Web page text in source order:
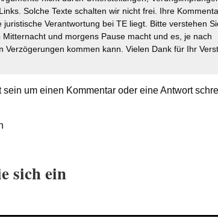
Solche Texte schalten wir nicht frei. Ihre
Verantwortung bei TE liegt. Bitte verstehen
und morgens Pause macht und es, je nach
Verzögerungen kommen kann. Vielen Dank für Ihr
sein um einen Kommentar oder eine Antwort
sich ein